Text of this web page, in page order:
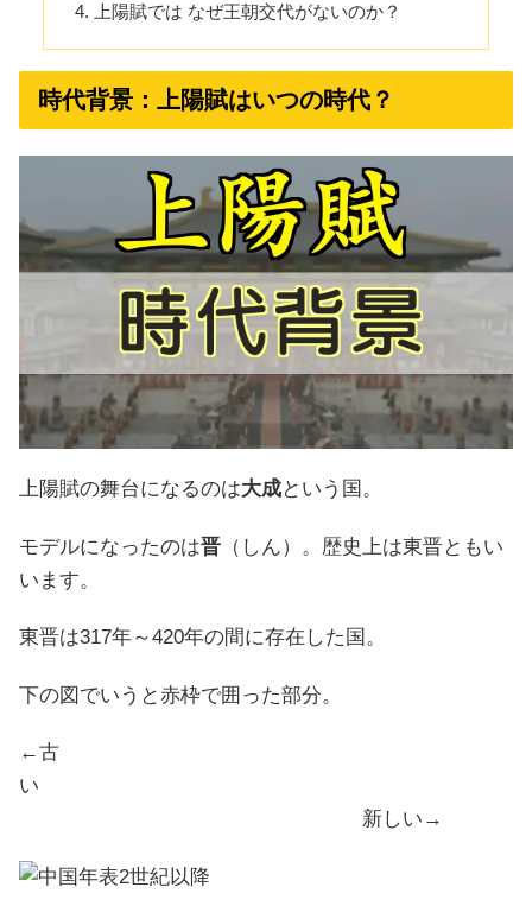
上陽賦では なぜ王朝交代がないのか？
時代背景：上陽賦はいつの時代？
上陽賦の舞台になるのは大成という国。
モデルになったのは晋 （しん）。歴史上は東晋ともい
います。
東晋は317年～420年の間に存在した国。
下の図でいうと赤枠で囲った部分。
←古
い
新しい→